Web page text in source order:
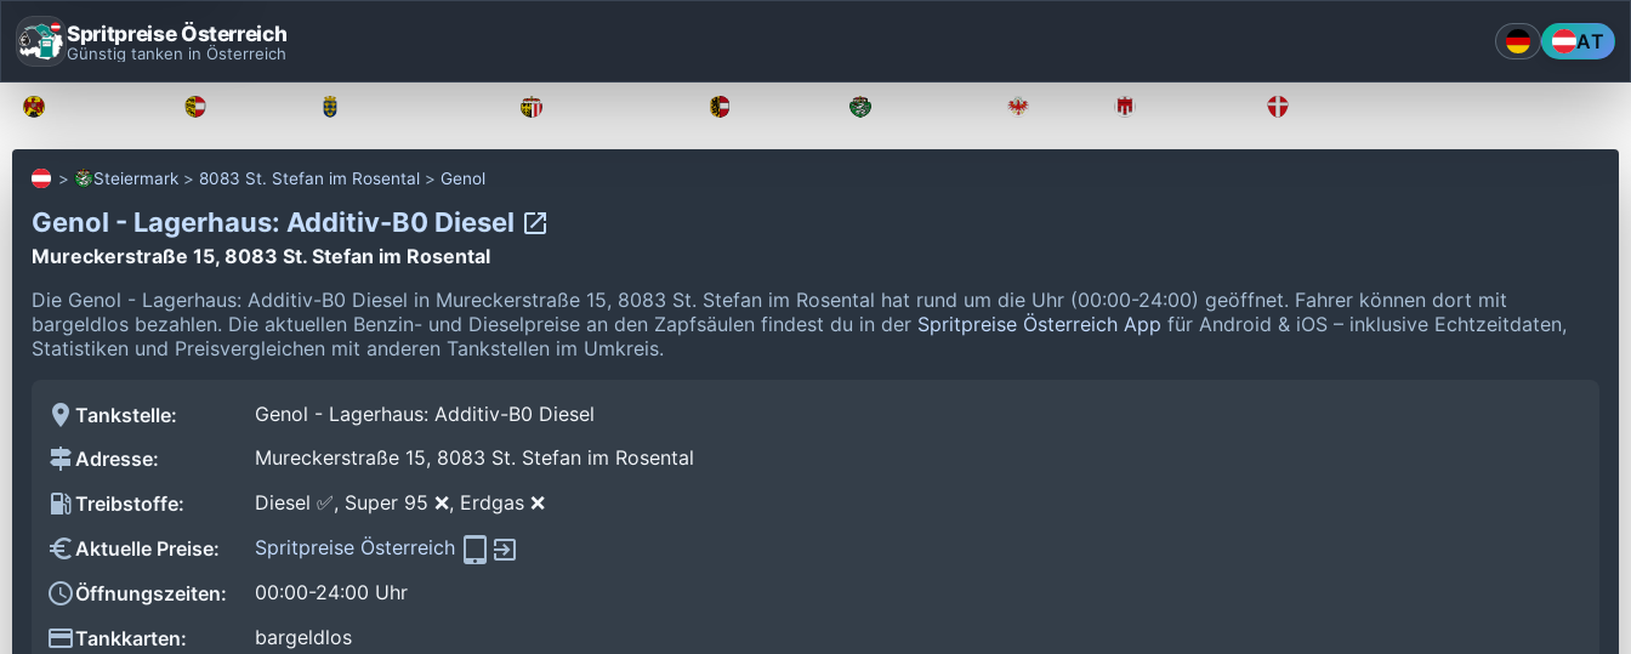
Spritpreise Österreich
Günstig tanken in Österreich AT
Steiermark 8083 St. Stefan im Rosental Genol
Genol - Lagerhaus: Additiv-B0 Diesel
Mureckerstraße 15, 8083 St. Stefan im Rosental
Die Genol - Lagerhaus: Additiv-B0 Diesel in Mureckerstraße 15, 8083 St. Stefan im Rosental hat rund um die Uhr (00:00-24:00) geöffnet. Fahrer können dort mit
bargeldlos bezahlen. Die aktuellen Benzin- und Dieselpreise an den Zapfsäulen findest du in der Spritpreise Österreich App für Android & iOS – inklusive Echtzeitdaten,
Statistiken und Preisvergleichen mit anderen Tankstellen im Umkreis.
Tankstelle:
Genol - Lagerhaus: Additiv-B0 Diesel
Adresse:
Mureckerstraße 15, 8083 St. Stefan im Rosental
Treibstoffe:
Diesel ✅, Super 95 ❌, Erdgas ❌
Aktuelle Preise:
Spritpreise Österreich
Öffnungszeiten:
00:00-24:00 Uhr
Tankkarten:
bargeldlos